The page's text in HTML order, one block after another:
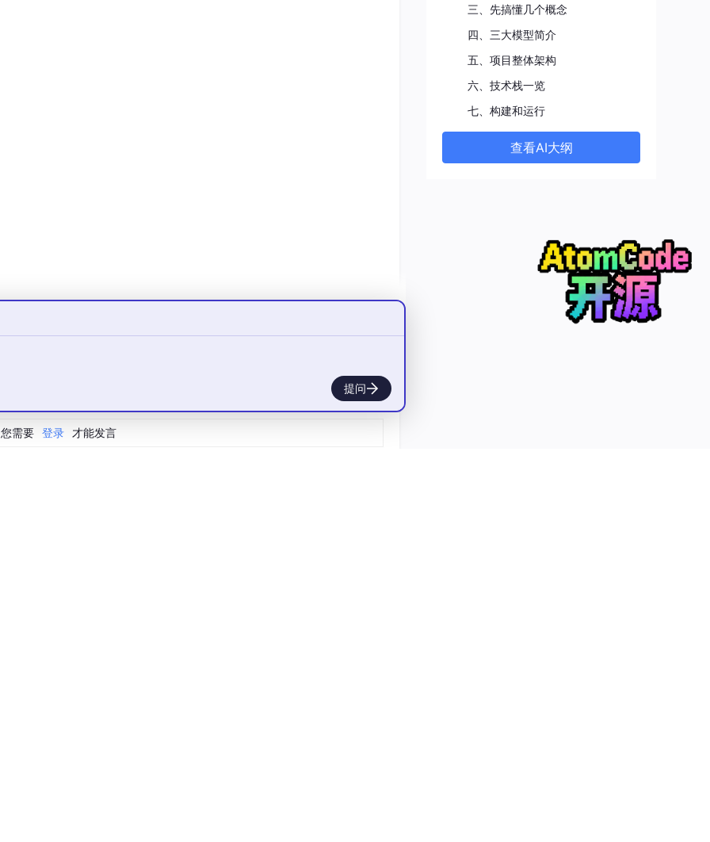
匙。每次调用 AI 的 API 时，都要在 HTTP 请求头里带上这个 Ke
您需要 登录 才能发言
提问
三、先搞懂几个概念
四、三大模型简介
五、项目整体架构
六、技术栈一览
七、构建和运行
查看AI大纲